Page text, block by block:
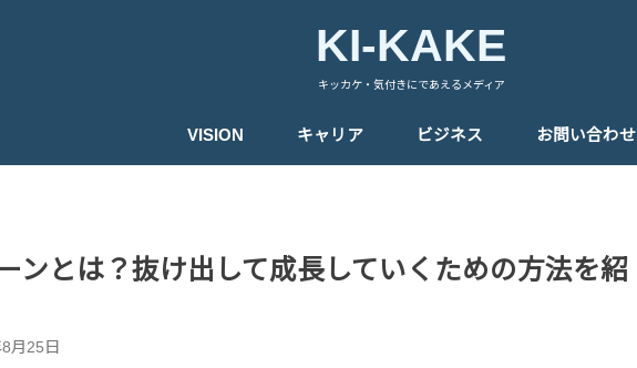
KI-KAKE
キッカケ・気付きにであえるメディア
VISION キャリア ビジネス お問い合わせ
ンとは？抜け出して成長していくための方法を紹
月25日